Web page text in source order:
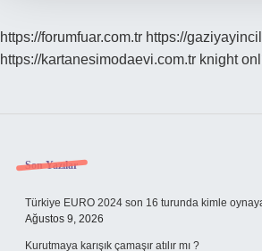
https://forumfuar.com.tr https://
https://kartanesimodaevi.com.tr knight
Sidebar
Son Yazılar
Türkiye EURO 2024 son 16 turunda kimle
Ağustos 9, 2026
Kurutmaya karışık çamaşır atılır mı ?